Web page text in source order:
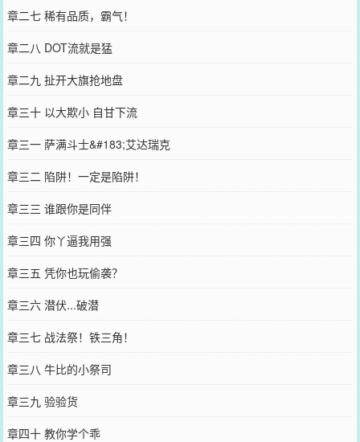
章二七 稀有品质，霸气！
章二八 DOT流就是猛
章二九 扯开大旗抢地盘
章三十 以大欺小 自甘下流
章三一 萨满斗士&#183;艾达瑞克
章三二 陷阱！一定是陷阱！
章三三 谁跟你是同伴
章三四 你丫逼我用强
章三五 凭你也玩偷袭？
章三六 潜伏...破潜
章三七 战法祭！铁三角！
章三八 牛比的小祭司
章三九 验验货
章四十 教你学个乖